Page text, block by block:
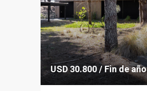
USD 30.800 / Fin de año